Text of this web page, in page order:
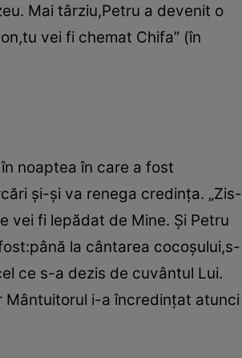
Mai târziu,Petru a devenit o
vei fi chemat Chifa” (în
noaptea în care a fost
şi-şi va renega credinţa. „Zis-
vei fi lepădat de Mine. Şi Petru
la cântarea cocoşului,s-
ce s-a dezis de cuvântul Lui.
Mântuitorul i-a încredinţat atunci